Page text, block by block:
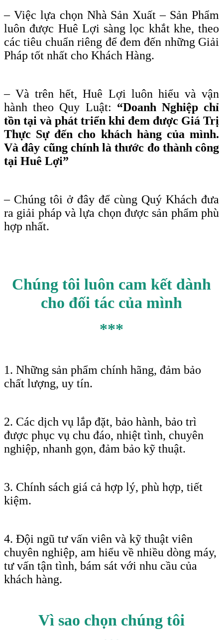
– Việc lựa chọn Nhà Sản Xuất – Sản Phẩm
luôn được Huê Lợi sàng lọc khắt khe, theo
các tiêu chuẩn riêng để đem đến những Giải
Pháp tốt nhất cho Khách Hàng.
– Và trên hết, Huê Lợi luôn hiểu và vận
hành theo Quy Luật: “Doanh Nghiệp chỉ
tồn tại và phát triển khi đem được Giá Trị
Thực Sự đến cho khách hàng của mình.
Và đây cũng chính là thước đo thành công
tại Huê Lợi”
– Chúng tôi ở đây để cùng Quý Khách đưa
ra giải pháp và lựa chọn được sản phẩm phù
hợp nhất.
Chúng tôi luôn cam kết dành
cho đối tác của mình
***
1. Những sản phẩm chính hãng, đảm bảo
chất lượng, uy tín.
2. Các dịch vụ lắp đặt, bảo hành, bảo trì
được phục vụ chu đáo, nhiệt tình, chuyên
nghiệp, nhanh gọn, đảm bảo kỹ thuật.
3. Chính sách giá cả hợp lý, phù hợp, tiết
kiệm.
4. Đội ngũ tư vấn viên và kỹ thuật viên
chuyên nghiệp, am hiểu về nhiều dòng máy,
tư vấn tận tình, bám sát với nhu cầu của
khách hàng.
Vì sao chọn chúng tôi